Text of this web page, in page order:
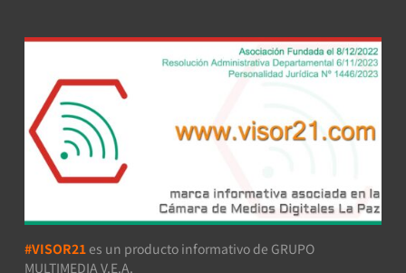
#VISOR21 es un producto informativo de GRUPO
MULTIMEDIA V.E.A.